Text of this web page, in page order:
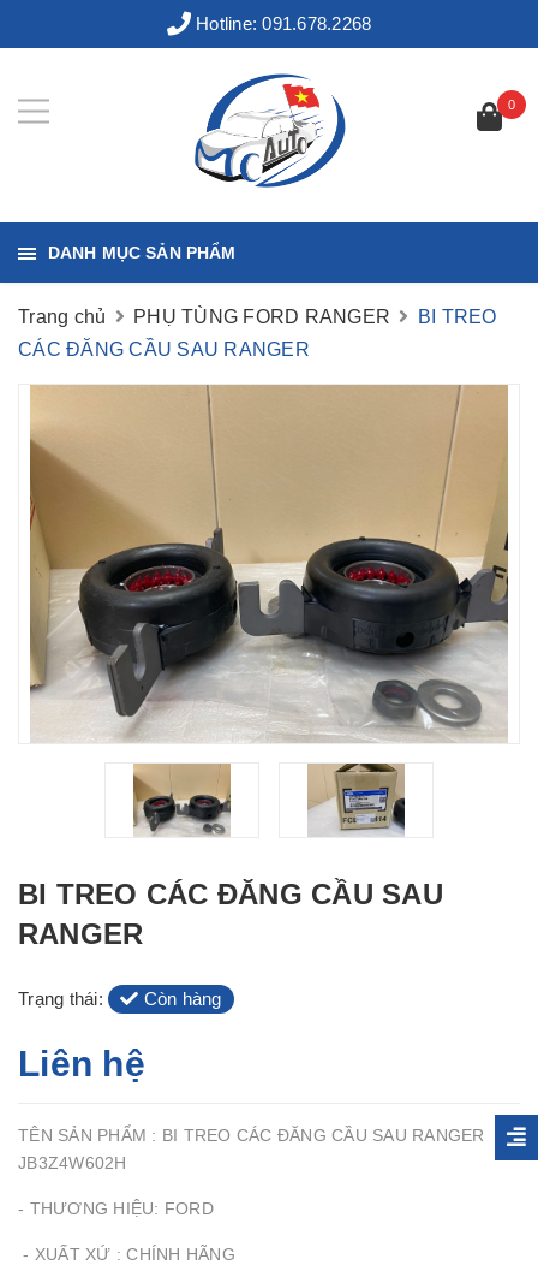
Hotline:091.678.2268
0
DANH MỤC SẢN PHẨM
Trang chủ PHỤ TÙNG FORD RANGER
BI TREO
CÁC ĐĂNG CẦU SAU RANGER
BI TREO CÁC ĐĂNG CẦU SAU
RANGER
Trạng thái: Còn hàng
Liên hệ
TÊN SẢN PHẨM : BI TREO CÁC ĐĂNG CẦU SAU RANGER
JB3Z4W602H
- THƯƠNG HIỆU: FORD
- XUẤT XỨ : CHÍNH HÃNG